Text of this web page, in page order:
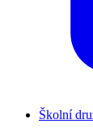
Školní